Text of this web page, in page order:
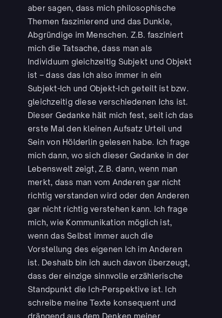
aber sagen, dass mich philosophische
Themen faszinierend und das Dunkle,
Abgründige im Menschen. Z.B. fasziniert
mich die Tatsache, dass man als
Individuum gleichzeitig Subjekt und Objekt
ist – dass das Ich also immer in ein
Subjekt-Ich und Objekt-Ich geteilt ist bzw.
gleichzeitig diese verschiedenen Ichs ist.
Dieser Gedanke hält mich fest, seit ich das
erste Mal den kleinen Aufsatz Urteil und
Sein von Hölderlin gelesen habe. Ich frage
mich dann, wo sich dieser Gedanke in der
Lebenswelt zeigt, Z.B. dann, wenn man
merkt, dass man vom Anderen gar nicht
richtig verstanden wird oder den Anderen
gar nicht richtig verstehen kann. Ich frage
mich, wie Kommunikation möglich ist,
wenn das Selbst immer auch die
Vorstellung des eigenen Ich im Anderen
ist. Deshalb bin ich auch davon überzeugt,
dass der einzige sinnvolle erzählerische
Standpunkt die Ich-Perspektive ist. Ich
schreibe meine Texte konsequent und